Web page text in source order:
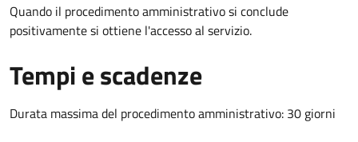
Quando il procedimento amministrativo si conclude
positivamente si ottiene l'accesso al servizio.
Tempi e scadenze
Durata massima del procedimento amministrativo: 30 giorni